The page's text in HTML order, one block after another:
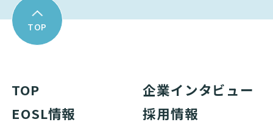
TOP
TOP
企業インタビュー
EOSL情報
採用情報